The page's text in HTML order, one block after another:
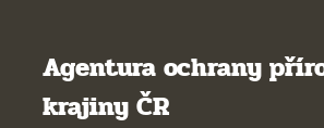
Agentura ochrany
krajiny ČR